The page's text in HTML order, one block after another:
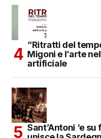
“Ritratti del
Migoni e l’arte
artificiale
Sant’Antoni ‘e